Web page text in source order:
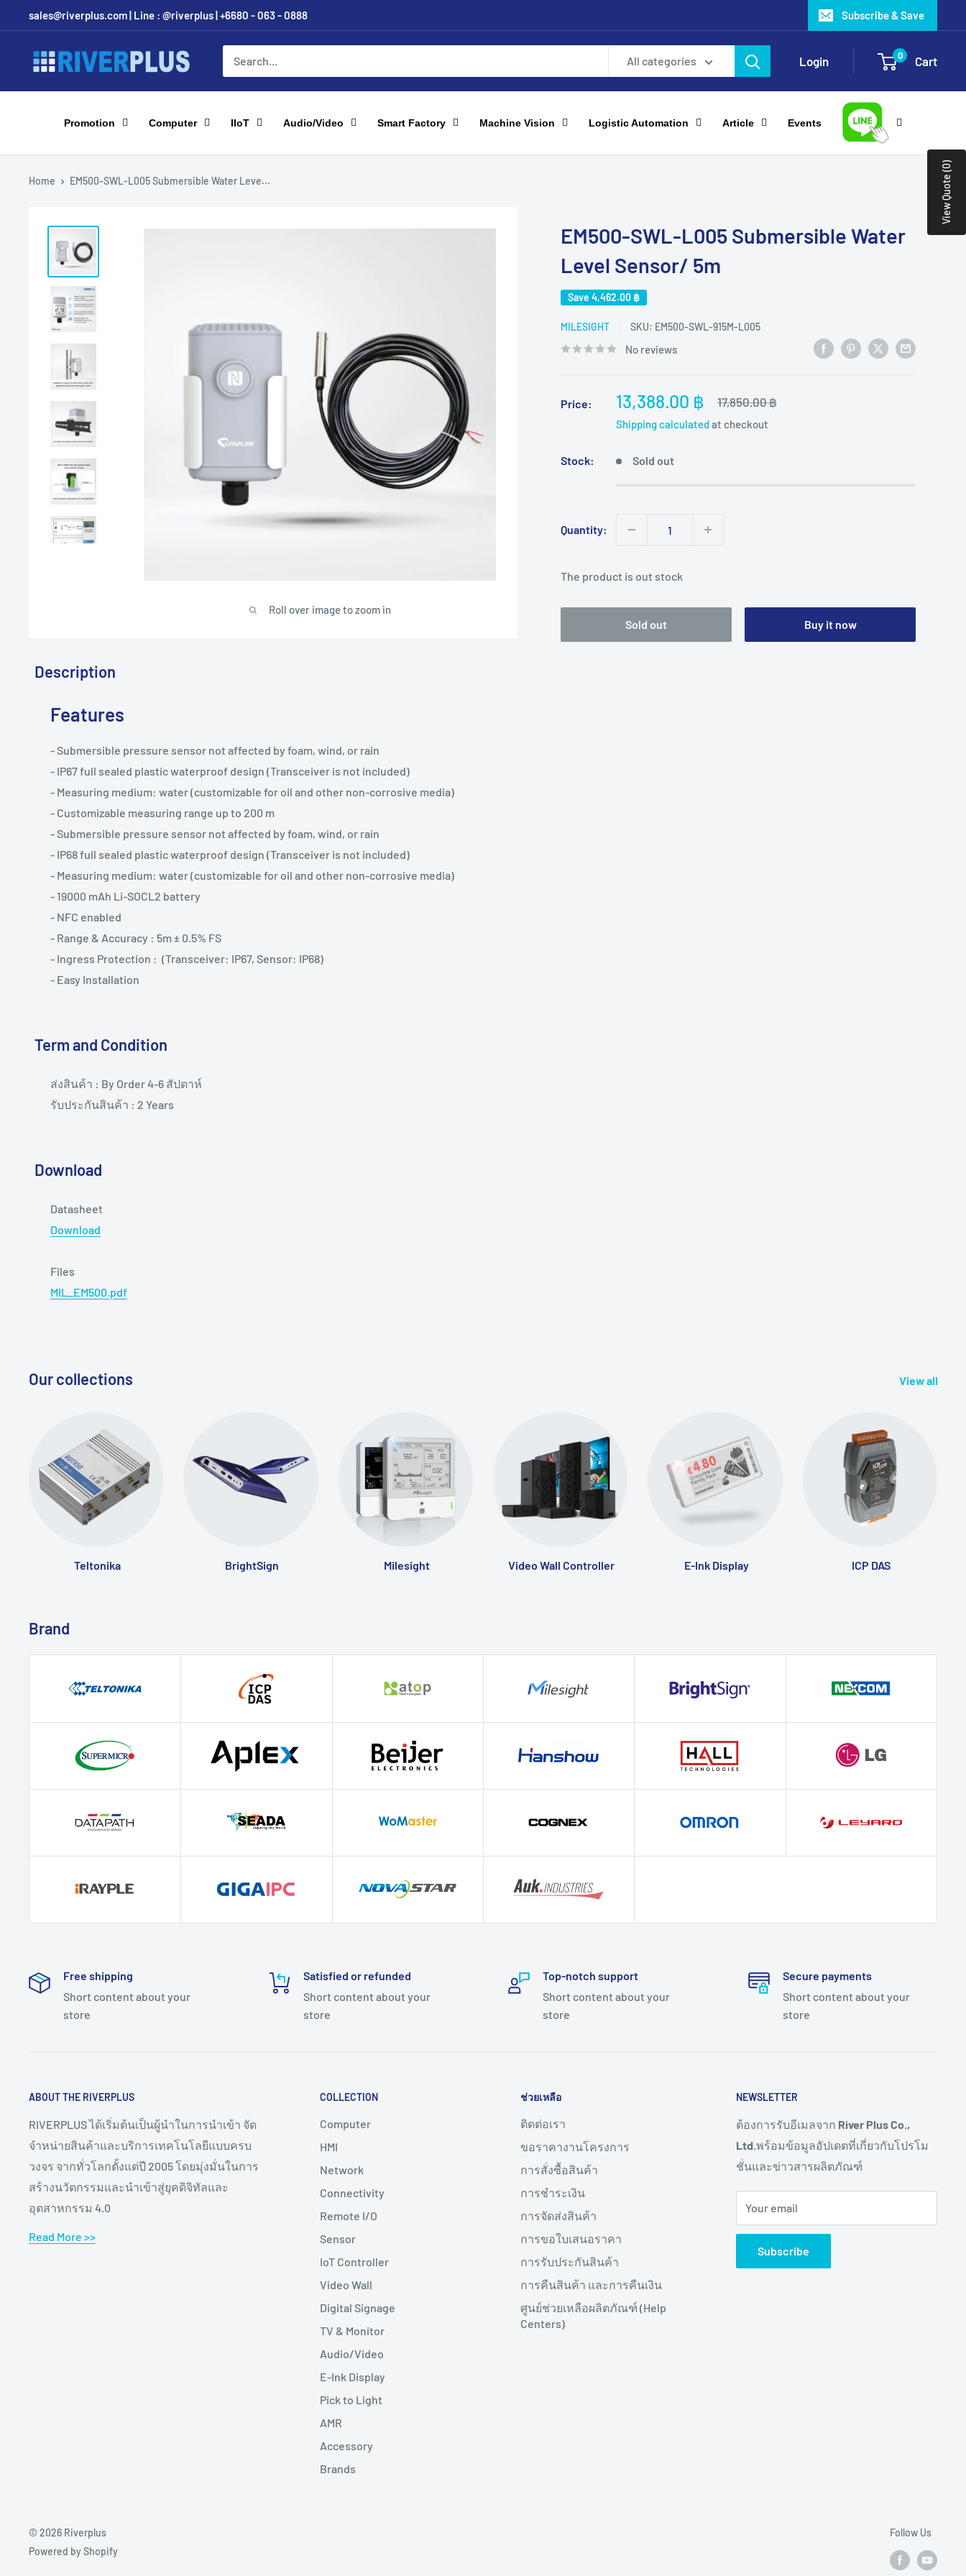
to
content
sales@riverplus.com | Line : @riverplus | +6680 - 063 - 0888 Subscribe & Save
Riverplus All categories Login 0 Cart
Promotion Computer IIoT Audio/Video Smart Factory Machine Vision Logistic Automation Article Events
Home EM500-SWL-L005 Submersible Water Leve...
Roll over image to zoom in
EM500-SWL-L005 Submersible Water
Level Sensor/ 5m
Save4,462.00 ฿
MILESIGHT SKU: EM500-SWL-915M-L005
No reviews
Price:
Sale
price
13,388.00 ฿
Regular
17,850.00 ฿
Shipping calculatedat checkout
Stock: Sold out
Quantity:
The product is out stock
Sold out Buy it now
Description
Features
- Submersible pressure sensor not affected by foam, wind, or rain
- IP67 full sealed plastic waterproof design (Transceiver is not included)
- Measuring medium: water (customizable for oil and other non-corrosive media)
- Customizable measuring range up to 200 m
- Submersible pressure sensor not affected by foam, wind, or rain
- IP68 full sealed plastic waterproof design (Transceiver is not included)
- Measuring medium: water (customizable for oil and other non-corrosive media)
- 19000 mAh Li-SOCL2 battery
- NFC enabled
- Range & Accuracy : 5m ± 0.5% FS
- Ingress Protection : (Transceiver: IP67, Sensor: IP68)
- Easy Installation
Term and Condition
ส่งสินค้า : By Order 4-6 สัปดาห์
รับประกันสินค้า : 2 Years
Download
Datasheet
Download
Files
MIL_EM500.pdf
Our collections View all
Teltonika BrightSign Milesight Video Wall Controller E-Ink Display ICP DAS
Brand
Free shipping
Short content about your
store
Satisfied or refunded
Short content about your
store
Top-notch support
Short content about your
store
Secure payments
Short content about your
store
ABOUT THE RIVERPLUS
RIVERPLUS ได้เริ่มต้นเป็นผู้นำในการนำเข้า จัด
จำหน่ายสินค้าและบริการเทคโนโลยีแบบครบ
วงจร จากทั่วโลกตั้งแต่ปี 2005 โดยมุ่งมั่นในการ
สร้างนวัตกรรมและนำเข้าสู่ยุคดิจิทัลและ
อุตสาหกรรม 4.0
Read More >>
COLLECTION
Computer
HMI
Network
Connectivity
Remote I/O
Sensor
IoT Controller
Video Wall
Digital Signage
TV & Monitor
Audio/Video
E-Ink Display
Pick to Light
AMR
Accessory
Brands
ช่วยเหลือ
ติดต่อเรา
ขอราคางานโครงการ
การสั่งซื้อสินค้า
การชำระเงิน
การจัดส่งสินค้า
การขอใบเสนอราคา
การรับประกันสินค้า
การคืนสินค้า และการคืนเงิน
ศูนย์ช่วยเหลือผลิตภัณฑ์ (Help
Centers)
NEWSLETTER
ต้องการรับอีเมลจาก River Plus Co.,
Ltd. พร้อมข้อมูลอัปเดตที่เกี่ยวกับโปรโม
ชั่นและข่าวสารผลิตภัณฑ์
Your email
Subscribe
© 2026 Riverplus
Powered by Shopify
Follow Us
View Quote (0)